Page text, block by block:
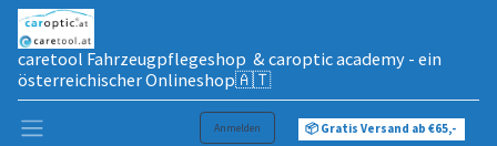
caretool Fahrzeugpflegeshop & caroptic academy - ein
österreichischer Onlineshop🇦🇹
Anmelden 📦 Gratis Versand ab €65,-